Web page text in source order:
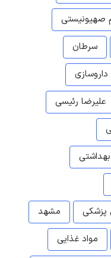
صهیونیستی
سرطان
علیرضا رئیسی
مشهد
مواد غذایی